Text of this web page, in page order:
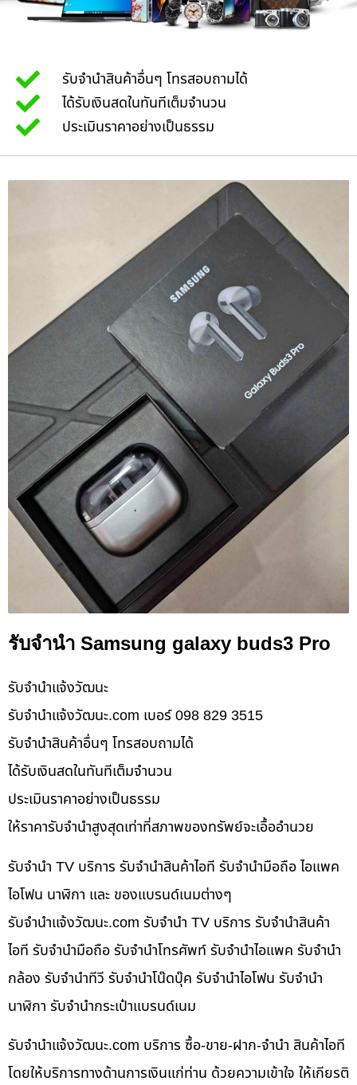
รับจำนำสินค้าอื่นๆ โทรสอบถามได้
ได้รับเงินสดในทันทีเต็มจำนวน
ประเมินราคาอย่างเป็นธรรม
รับจำนำ Samsung galaxy buds3 Pro
รับจํานําแจ้งวัฒนะ
รับจํานําแจ้งวัฒนะ.com เบอร์ 098 829 3515
รับจำนำสินค้าอื่นๆ โทรสอบถามได้
ได้รับเงินสดในทันทีเต็มจำนวน
ประเมินราคาอย่างเป็นธรรม
ให้ราคารับจำนำสูงสุดเท่าที่สภาพของทรัพย์จะเอื้ออำนวย
รับจำนำ TV บริการ รับจำนำสินค้าไอที รับจำนำมือถือ ไอแพค
ไอโฟน นาฬิกา และ ของแบรนด์เนมต่างๆ
รับจํานําแจ้งวัฒนะ.com รับจำนำ TV บริการ รับจำนำสินค้า
ไอที รับจำนำมือถือ รับจำนำโทรศัพท์ รับจำนำไอแพค รับจำนำ
กล้อง รับจำนำทีวี รับจำนำโน๊ดบุ๊ค รับจำนำไอโฟน รับจำนำ
นาฬิกา รับจำนำกระเป๋าแบรนด์เนม
รับจํานําแจ้งวัฒนะ.com บริการ ซื้อ-ขาย-ฝาก-จำนำ สินค้าไอที
โดยให้บริการทางด้านการเงินแก่ท่าน ด้วยความเข้าใจ ให้เกียรติ